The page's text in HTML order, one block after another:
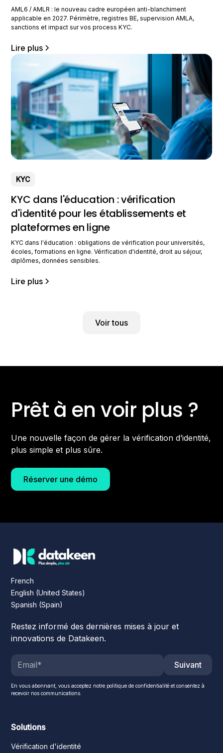
AML6 / AMLR : le nouveau cadre européen anti-blanchiment
applicable en 2027. Périmètre, registres BE, supervision AMLA,
sanctions et impact sur vos process KYC.
Lire plus
KYC
KYC dans l'éducation : vérification
d'identité pour les établissements et
plateformes en ligne
KYC dans l'éducation : obligations de vérification pour universités,
écoles, formations en ligne. Vérification d'identité, droit au séjour,
diplômes, données sensibles.
Lire plus
Voir tous
Prêt à en voir plus ?
Une nouvelle façon de gérer la vérification d’identité,
plus simple et plus sûre.
Réserver une démo
French
English (United States)
Spanish (Spain)
Restez informé des dernières mises à jour et
innovations de Datakeen.
Suivant
En vous abonnant, vous acceptez notre politique de confidentialité et consentez à
recevoir nos communications.
Solutions
Vérification d'identité